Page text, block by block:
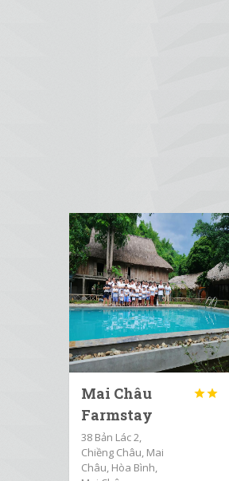
Mai Châu
Farmstay

38 Bản Lác 2,
Chiềng Châu, Mai
Châu, Hòa Bình,